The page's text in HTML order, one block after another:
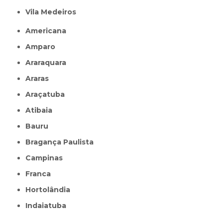
Vila Medeiros
Americana
Amparo
Araraquara
Araras
Araçatuba
Atibaia
Bauru
Bragança Paulista
Campinas
Franca
Hortolândia
Indaiatuba